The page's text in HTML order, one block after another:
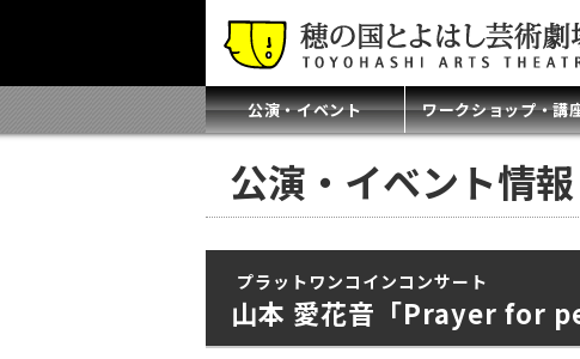
公演・イベント ワークショップ・講
公演・イベント情報
プラットワンコインコンサート
山本 愛花音「Prayer for